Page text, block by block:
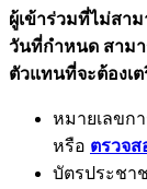
ผู้เข้าร่วมที่ไม่สา
วันที่กำหนด สาม
ตัวแทนที่จะต้องเ
หมายเลขกา
หรือ ตรวจ
บัตรประชา